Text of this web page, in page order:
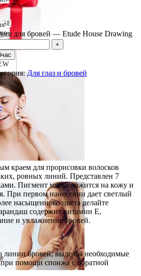
для бровей — Etude House Drawing
Для глаз и бровей
краем для прорисовки волосков
ровных линий. Представлен 7
Пигмент мягко ложится на кожу и
При первом нанесении дает светлый
насыщенного цвета делайте
содержит витамин Е,
и увлажнение бровей.
линии бровей, выделяя необходимые
при помощи спонжа с обратной